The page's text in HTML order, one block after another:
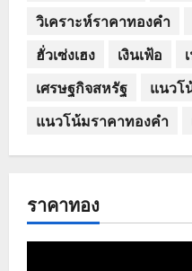
วิเคราะห์ราคาทองคำ
ฮั่วเซ่งเฮง
เงินเฟ้อ
เศรษฐกิจสหรัฐ
แนวโ
แนวโน้มราคาทองคำ
ราคาทอง